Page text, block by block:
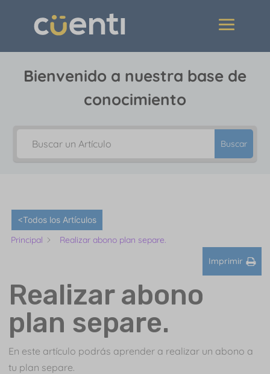
Bienvenido a nuestra base de
conocimiento
Buscar
<Todos los Artículos
Principal
Realizar abono plan separe.
Imprimir
Realizar abono
plan separe.
En este artículo podrás aprender a realizar un abono a
tu plan separe.